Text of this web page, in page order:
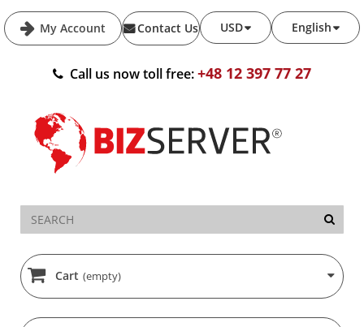
My Account English
USD
Contact Us
Call us now toll free:+48 12 397 77 27
Cart (empty)